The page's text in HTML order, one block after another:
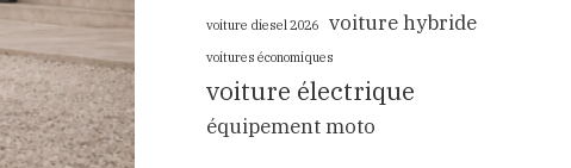
voiture diesel 2026 voiture hybride
voitures économiques
voiture électrique
équipement moto